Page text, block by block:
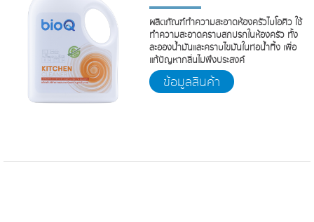
ผลิตภัณฑ์ทำความสะอาดห้องครัวไบโอคิว ใช้
ทำความสะอาดคราบสกปรกในห้องครัว ทั้ง
ละอองน้ำมันและคราบไขมันในท่อน้ำทิ้ง เพื่อ
แก้ปัญหากลิ่นไม่พึงประสงค์
ข้อมูลสินค้า